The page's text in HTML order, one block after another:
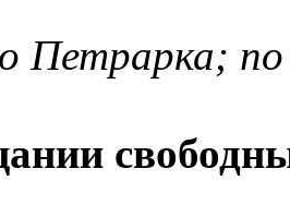
Петрарка;